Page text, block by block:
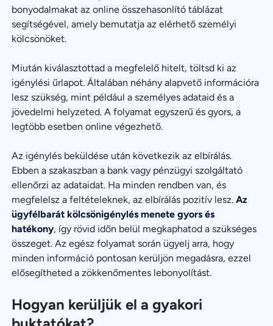
bonyodalmakat az online összehasonlító táblázat
segítségével, amely bemutatja az elérhető személyi
kölcsönöket.
Miután kiválasztottad a megfelelő hitelt, töltsd ki az
igénylési űrlapot. Általában néhány alapvető információra
lesz szükség, mint például a személyes adataid és a
jövedelmi helyzeted. A folyamat egyszerű és gyors, a
legtöbb esetben online végezhető.
Az igénylés beküldése után következik az elbírálás.
Ebben a szakaszban a bank vagy pénzügyi szolgáltató
ellenőrzi az adataidat. Ha minden rendben van, és
megfelelsz a feltételeknek, az elbírálás pozitív lesz.Az
ügyfélbarát kölcsönigénylés menete gyors és
hatékony, így rövid időn belül megkaphatod a szükséges
összeget. Az egész folyamat során ügyelj arra, hogy
minden információ pontosan kerüljön megadásra, ezzel
elősegítheted a zökkenőmentes lebonyolítást.
Hogyan kerüljük el a gyakori